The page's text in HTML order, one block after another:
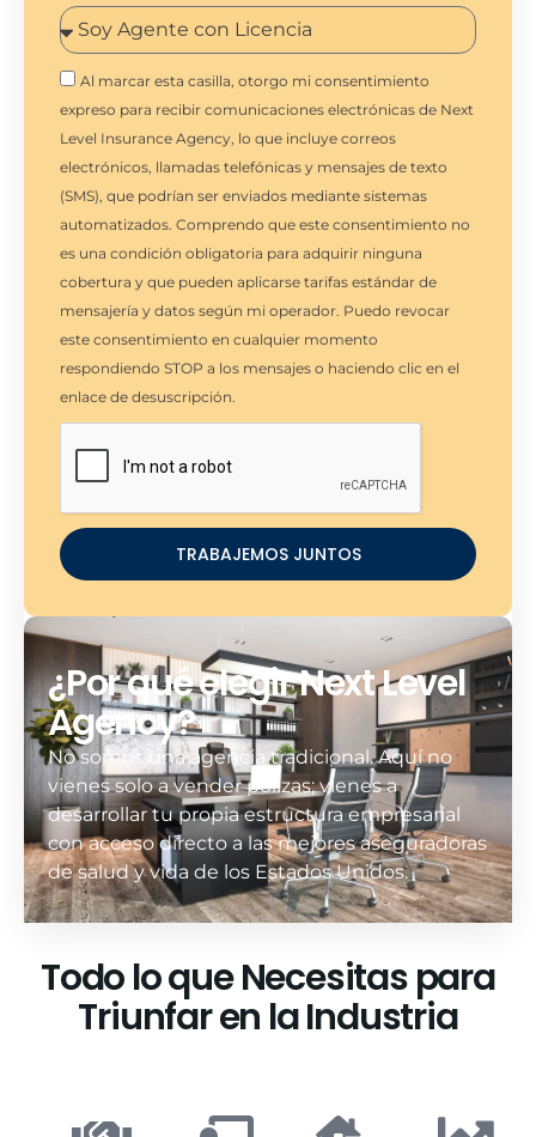
¿Por qué elegir Next Level
Agency?
No somos una agencia tradicional. Aquí no
vienes solo a vender pólizas; vienes a
desarrollar tu propia estructura empresarial
con acceso directo a las mejores aseguradoras
de salud y vida de los Estados Unidos.
Al marcar esta casilla, otorgo mi consentimiento
expreso para recibir comunicaciones electrónicas de Next
Level Insurance Agency, lo que incluye correos
electrónicos, llamadas telefónicas y mensajes de texto
(SMS), que podrían ser enviados mediante sistemas
automatizados. Comprendo que este consentimiento no
es una condición obligatoria para adquirir ninguna
cobertura y que pueden aplicarse tarifas estándar de
mensajería y datos según mi operador. Puedo revocar
este consentimiento en cualquier momento
respondiendo STOP a los mensajes o haciendo clic en el
enlace de desuscripción.
TRABAJEMOS JUNTOS
Todo lo que Necesitas para
Triunfar en la Industria